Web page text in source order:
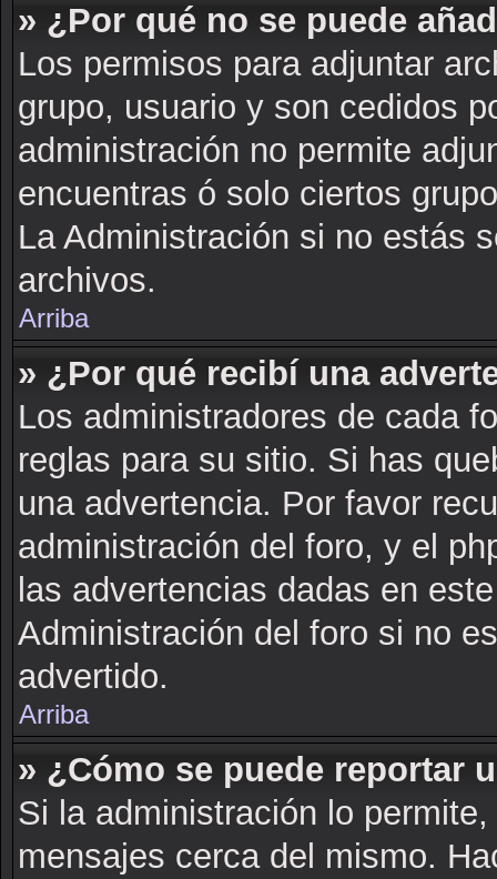
» ¿Por qué no se puede
Los permisos para adjuntar
grupo, usuario y son cedidos
administración no permite
encuentras ó solo ciertos
La Administración si no estás
archivos.
Arriba
» ¿Por qué recibí una
Los administradores de cada
reglas para su sitio. Si has
una advertencia. Por favor
administración del foro, y el
las advertencias dadas en
Administración del foro si no
advertido.
Arriba
» ¿Cómo se puede reportar
Si la administración lo
mensajes cerca del mismo.